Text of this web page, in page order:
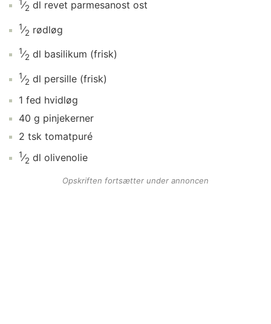
⁄2 dl revet parmesanost ost
1⁄2 rødløg
1⁄2 dl basilikum (frisk)
1⁄2 dl persille (frisk)
1 fed hvidløg
40 g pinjekerner
2 tsk tomatpuré
1⁄2 dl olivenolie
Opskriften fortsætter under annoncen